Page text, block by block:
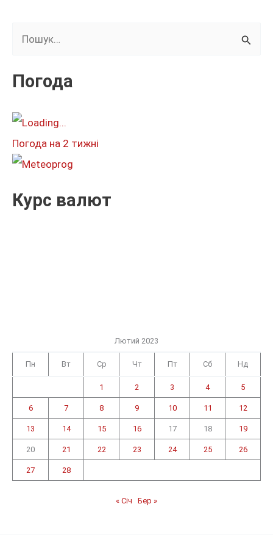
Україні,
к
т
:
Погода
Погода на 2 тижні
Курс валют
Лютий 2023
Пн Вт Ср Чт Пт Сб Нд
1 2 3 4 5
6 7 8 9 10 11 12
13 14 15 16 17 18 19
20 21 22 23 24 25 26
27 28
« Січ Бер »